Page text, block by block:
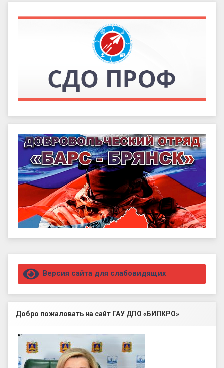
Правый сайдбар
Версия сайта для слабовидящих
Добро пожаловать на сайт ГАУ ДПО «БИПКРО»